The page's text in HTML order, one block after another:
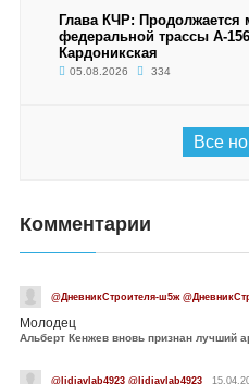
Глава КЧР: Продолжается
федеральной трассы А-
Кардоникская
05.08.2026 334
Все
Комментарии
@ДневникСтроителя-ш5ж
Молодец
Альберт Кенжев вновь признан лучший
@lidiavlab4923 @lidiavlab4923